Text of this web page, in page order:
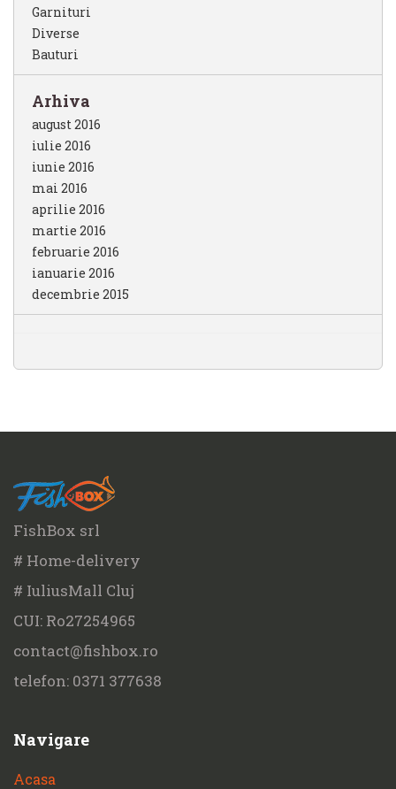
Garnituri
Diverse
Bauturi
Arhiva
august 2016
iulie 2016
iunie 2016
mai 2016
aprilie 2016
martie 2016
februarie 2016
ianuarie 2016
decembrie 2015
FishBox srl
# Home-delivery
# IuliusMall Cluj
CUI: Ro27254965
contact@fishbox.ro
telefon: 0371 377638
Navigare
Acasa